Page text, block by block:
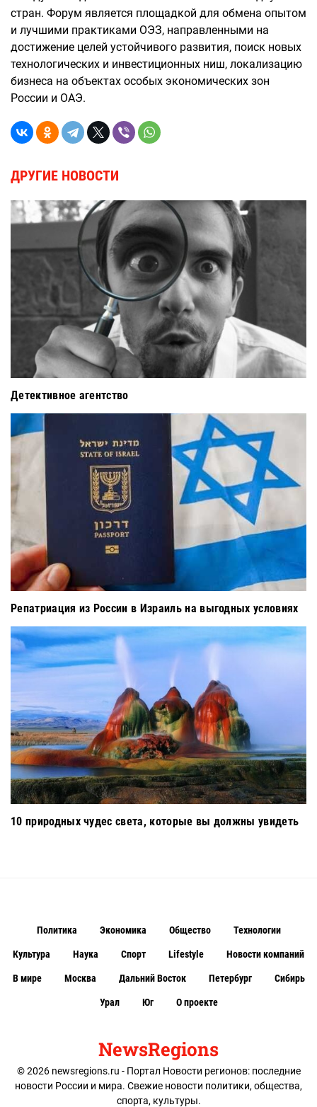
стран. Форум является площадкой для обмена опытом
и лучшими практиками ОЭЗ, направленными на
достижение целей устойчивого развития, поиск новых
технологических и инвестиционных ниш, локализацию
бизнеса на объектах особых экономических зон
России и ОАЭ.
ДРУГИЕ НОВОСТИ
Детективное агентство
Репатриация из России в Израиль на выгодных условиях
10 природных чудес света, которые вы должны увидеть
NewsRegions
© 2026 newsregions.ru - Портал Новости регионов: последние
новости России и мира. Свежие новости политики, общества,
спорта, культуры.
Политика Экономика Общество Технологии
Культура Наука Спорт Lifestyle Новости компаний
В мире Москва Дальний Восток Петербург Сибирь
Урал Юг О проекте